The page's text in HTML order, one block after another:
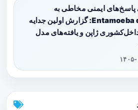
ایمنی مخاطی به
Entamoeba dispar: گزارش اولین جدایه
داخل‌کشوری ژاپن و یافته‌های مدل
۱۶